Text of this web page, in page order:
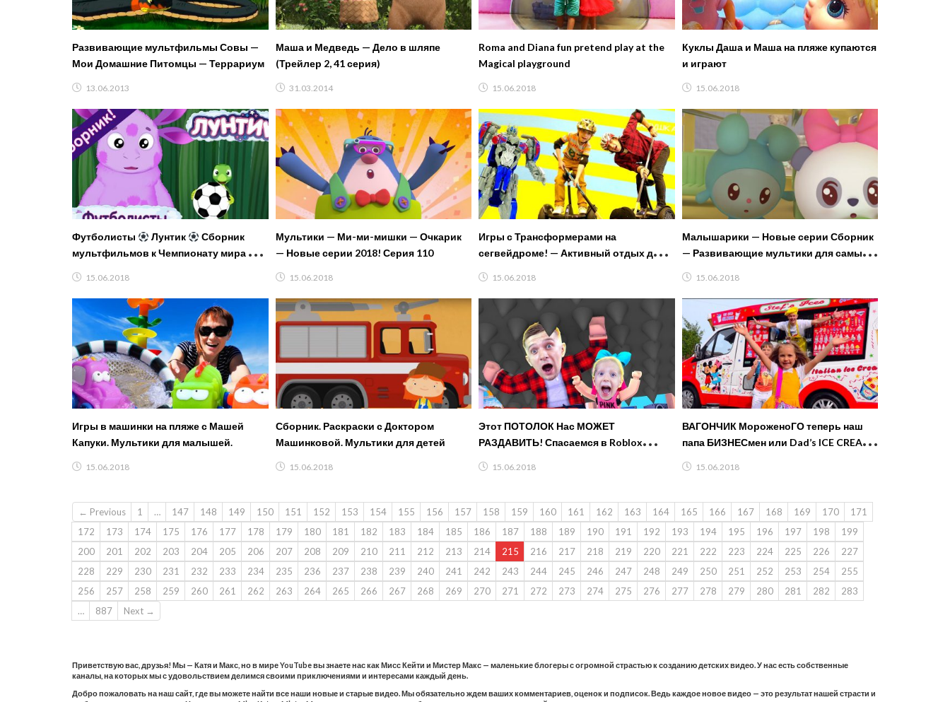
Развивающие мультфильмы Совы —
Мои Домашние Питомцы — Террариум
13.06.2013
Маша и Медведь — Дело в шляпе
(Трейлер 2, 41 серия)
31.03.2014
Roma and Diana fun pretend play at the
Magical playground
15.06.2018
Куклы Даша и Маша на пляже купаются
и играют
15.06.2018
Футболисты Лунтик
Сборник
мультфильмов к Чемпионату мира по
15.06.2018
Мультики — Ми-ми-мишки — Очкарик
— Новые серии 2018! Серия 110
15.06.2018
Игры с Трансформерами на
сегвейдроме! — Активный отдых для
15.06.2018
Малышарики — Новые серии Сборник
— Развивающие мультики для самых
15.06.2018
Игры в машинки на пляже с Машей
Капуки. Мультики для малышей.
15.06.2018
Сборник. Раскраски с Доктором
Машинковой. Мультики для детей
15.06.2018
Этот ПОТОЛОК Нас МОЖЕТ
РАЗДАВИТЬ! Спасаемся в Roblox
Милана и папа от Опасного Потолка на
15.06.2018
ВАГОНЧИК МороженоГО теперь наш
папа БИЗНЕСмен или Dad’s ICE CREAM
TRUCK
15.06.2018
← Previous 1 … 147 148 149 150 151 152 153 154 155 156 157 158 159 160 161 162 163 164 165 166 167 168 169 170
171
172
173 174 175 176 177 178 179 180 181 182 183 184 185 186 187 188 189 190 191 192 193 194 195 196 197 198
199
200
201 202 203 204 205 206 207 208 209 210 211 212 213 214 215 216 217 218 219 220 221 222 223 224 225 226
227
228
229 230 231 232 233 234 235 236 237 238 239 240 241 242 243 244 245 246 247 248 249 250 251 252 253 254
255
256
257 258 259 260 261 262 263 264 265 266 267 268 269 270 271 272 273 274 275 276 277 278 279 280 281 282
283
…
887 Next →
Приветствую вас, друзья! Мы — Катя и Макс, но в мире YouTube вы знаете нас как Мисс Кейти и Мистер Макс — маленькие блогеры с огромной страстью к созданию детских видео. У нас есть собственные
каналы, на которых мы с удовольствием делимся своими приключениями и интересами каждый день.
Добро пожаловать на наш сайт, где вы можете найти все наши новые и старые видео. Мы обязательно ждем ваших комментариев, оценок и подписок. Ведь каждое новое видео — это результат нашей страсти и